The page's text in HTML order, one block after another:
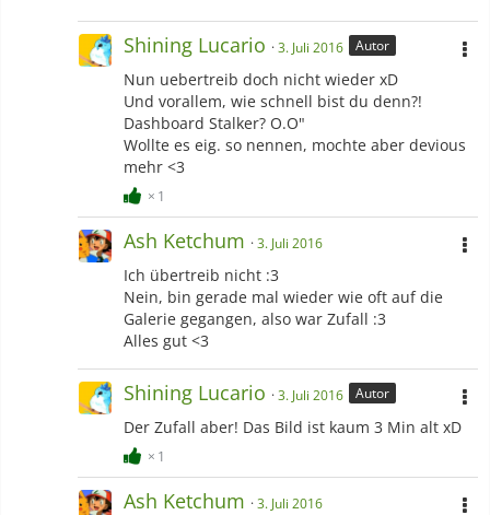
Shining Lucario 3. Juli 2016 Autor
Nun uebertreib doch nicht wieder xD
Und vorallem, wie schnell bist du denn?!
Dashboard Stalker? O.O"
Wollte es eig. so nennen, mochte aber devious
mehr <3
1
Ash Ketchum 3. Juli 2016
Ich übertreib nicht :3
Nein, bin gerade mal wieder wie oft auf die
Galerie gegangen, also war Zufall :3
Alles gut <3
Shining Lucario 3. Juli 2016 Autor
Der Zufall aber! Das Bild ist kaum 3 Min alt xD
1
Ash Ketchum 3. Juli 2016